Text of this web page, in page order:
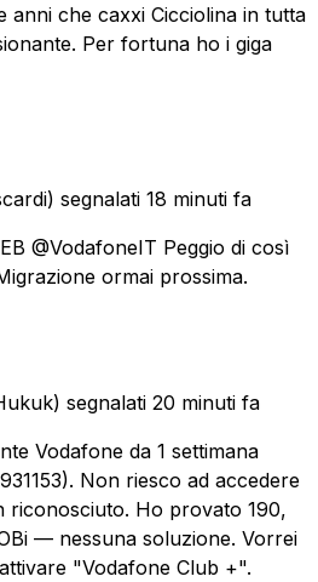
anni che caxxi Cicciolina in tutta
Per fortuna ho i giga
segnalati 18 minuti fa
@VodafoneIT Peggio di così
ormai prossima.
segnalati 20 minuti fa
Vodafone da 1 settimana
Non riesco ad accedere
riconosciuto. Ho provato 190,
— nessuna soluzione. Vorrei
"Vodafone Club +".